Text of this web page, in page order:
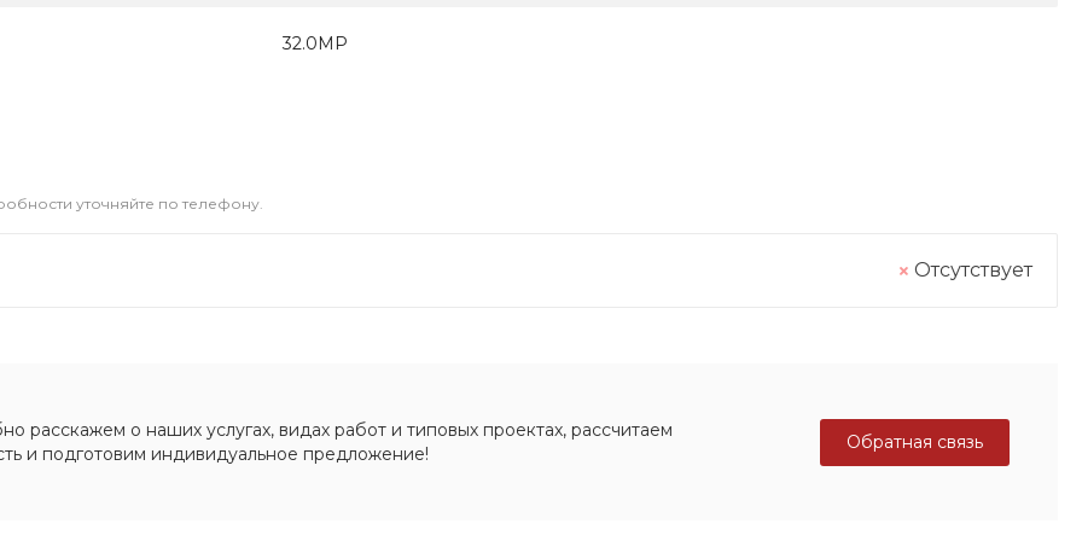
32.0МР
уточняйте по телефону.
Отсутствует
расскажем о наших услугах, видах работ и типовых проектах, рассчитаем
и подготовим индивидуальное предложение!
Обратная связь